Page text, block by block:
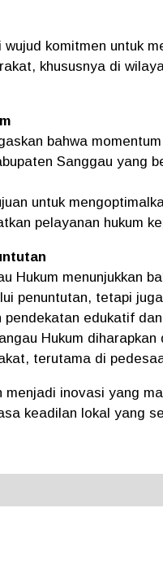
komitmen untuk
khususnya di
bahwa
Sanggau yang
untuk
pelayanan hukum
Hukum menunjukkan
penuntutan, tetapi
pendekatan edukatif
Hukum
terutama di
menjadi inovasi yang
keadilan lokal yang